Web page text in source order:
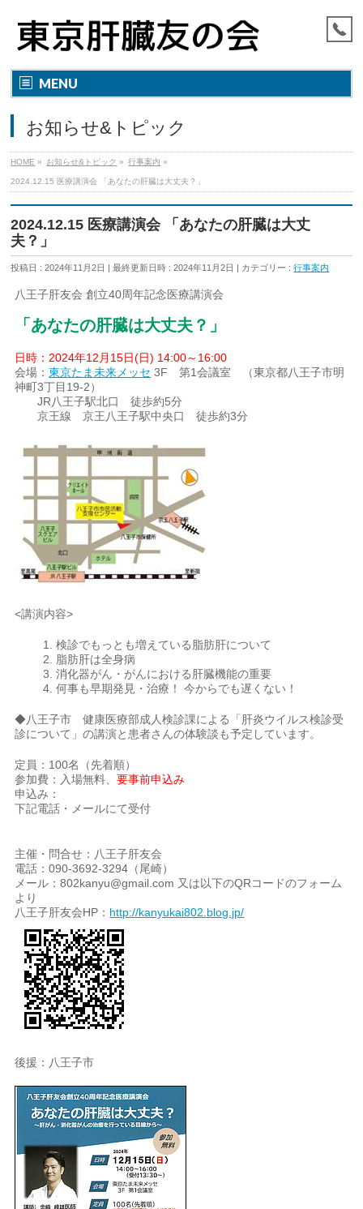
MENU
お知らせ&トピック
HOME » お知らせ&トピック » 行事案内 »
2024.12.15 医療講演会 「あなたの肝臓は大丈夫？」
2024.12.15 医療講演会 「あなたの肝臓は大丈
夫？」
投稿日 : 2024年11月2日 最終更新日時 : 2024年11月2日 カテゴリー :行事案内
八王子肝友会 創立40周年記念医療講演会
「あなたの肝臓は大丈夫？」
日時：2024年12月15日(日) 14:00～16:00
会場：東京たま未来メッセ 3F 第1会議室 （東京都八王子市明
神町3丁目19-2）
JR八王子駅北口 徒歩約5分
京王線 京王八王子駅中央口 徒歩約3分
<講演内容>
1. 検診でもっとも増えている脂肪肝について
2. 脂肪肝は全身病
3. 消化器がん・がんにおける肝臓機能の重要
4. 何事も早期発見・治療！ 今からでも遅くない！
◆八王子市 健康医療部成人検診課による「肝炎ウイルス検診受
診について」の講演と患者さんの体験談も予定しています。
定員：100名（先着順）
参加費：入場無料、要事前申込み
申込み：
下記電話・メールにて受付
主催・問合せ：八王子肝友会
電話：090-3692-3294（尾崎）
メール：802kanyu@gmail.com 又は以下のQRコードのフォーム
より
八王子肝友会HP： http://kanyukai802.blog.jp/
後援：八王子市